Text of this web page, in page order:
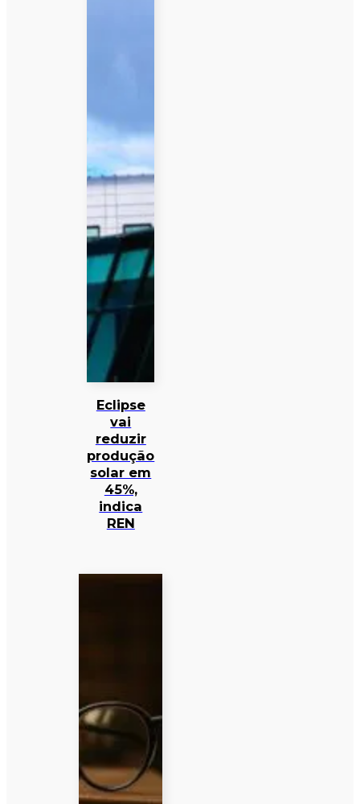
Eclipse
vai
reduzir
produção
solar em
45%,
indica
REN